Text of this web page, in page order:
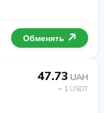
Обменять
47.73 UAH
= 1 USDT